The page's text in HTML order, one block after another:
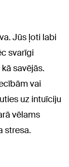
Jūs ļoti labi
svarīgi
savējās.
vai
uz intuīciju
vēlams
stresa.